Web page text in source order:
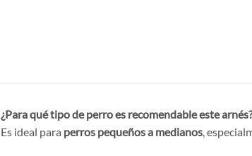
¿Para qué tipo de perro es recomendable este arnés?
Es ideal para perros pequeños a medianos,